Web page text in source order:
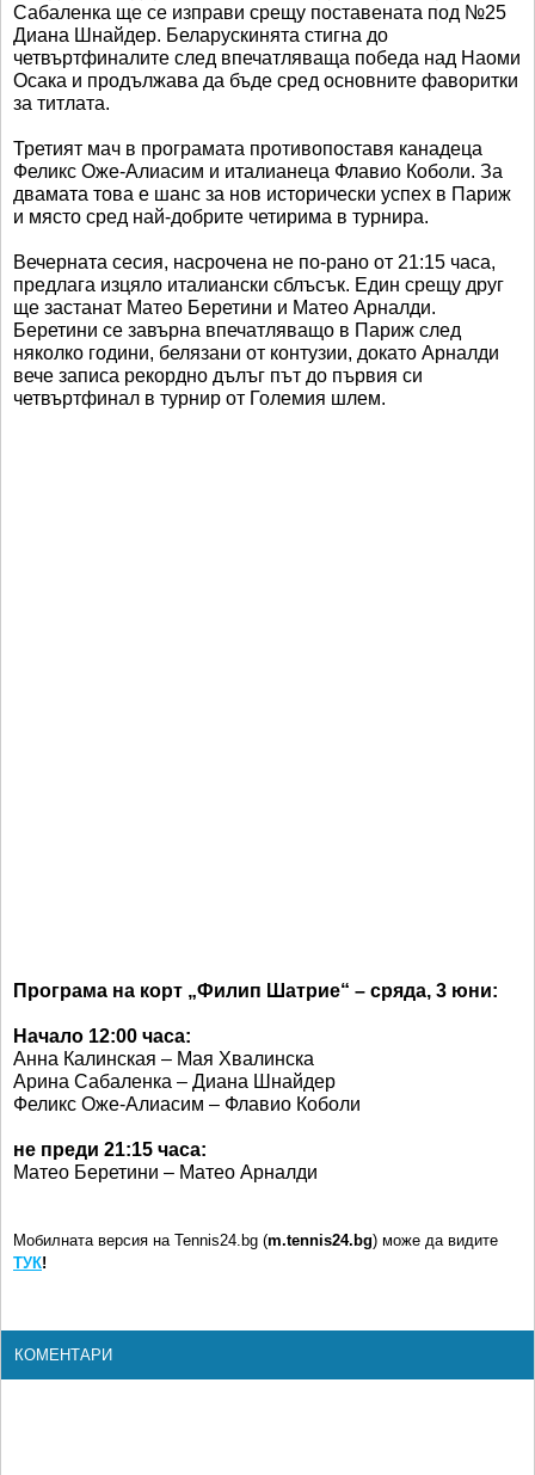
Сабаленка ще се изправи срещу поставената под №25
Диана Шнайдер. Беларускинята стигна до
четвъртфиналите след впечатляваща победа над Наоми
Осака и продължава да бъде сред основните фаворитки
за титлата.
Третият мач в програмата противопоставя канадеца
Феликс Оже-Алиасим и италианеца Флавио Коболи. За
двамата това е шанс за нов исторически успех в Париж
и място сред най-добрите четирима в турнира.
Вечерната сесия, насрочена не по-рано от 21:15 часа,
предлага изцяло италиански сблъсък. Един срещу друг
ще застанат Матео Беретини и Матео Арналди.
Беретини се завърна впечатляващо в Париж след
няколко години, белязани от контузии, докато Арналди
вече записа рекордно дълъг път до първия си
четвъртфинал в турнир от Големия шлем.
Програма на корт „Филип Шатрие“ – сряда, 3 юни:
Начало 12:00 часа:
Анна Калинская – Мая Хвалинска
Арина Сабаленка – Диана Шнайдер
Феликс Оже-Алиасим – Флавио Коболи
не преди 21:15 часа:
Матео Беретини – Матео Арналди
Мобилната версия на Tennis24.bg (m.tennis24.bg) може да видите
ТУК!
КОМЕНТАРИ